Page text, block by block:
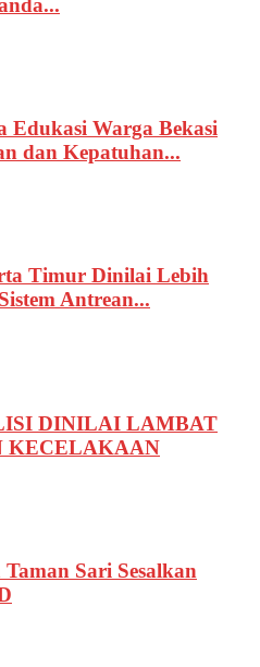
Edukasi Warga Bekasi
dan Kepatuhan...
Timur Dinilai Lebih
Antrean...
DINILAI LAMBAT
KECELAKAAN
Sari Sesalkan